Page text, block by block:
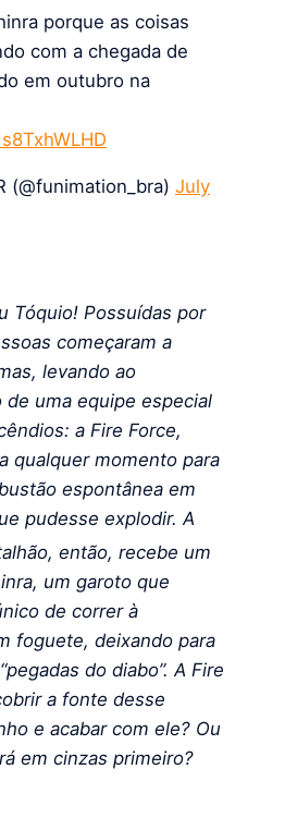
porque as coisas
com a chegada de
em outubro na
(@funimation_bra) July
Tóquio! Possuídas por
começaram a
levando ao
uma equipe especial
a Fire Force,
qualquer momento para
espontânea em
pudesse explodir. A
então, recebe um
um garoto que
de correr à
foguete, deixando para
do diabo”. A Fire
a fonte desse
e acabar com ele? Ou
em cinzas primeiro?